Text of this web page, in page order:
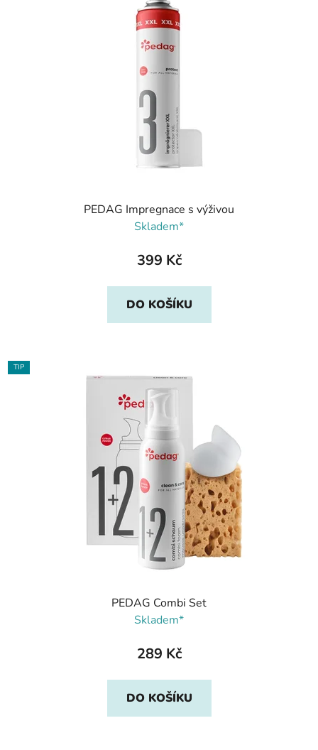
PEDAG Impregnace s výživou
Skladem*
399 Kč
DO KOŠÍKU
TIP
PEDAG Combi Set
Skladem*
289 Kč
DO KOŠÍKU